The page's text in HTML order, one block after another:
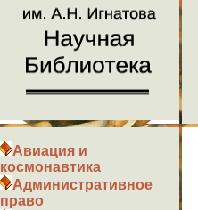
Авиация и
космонавтика
Административное
право